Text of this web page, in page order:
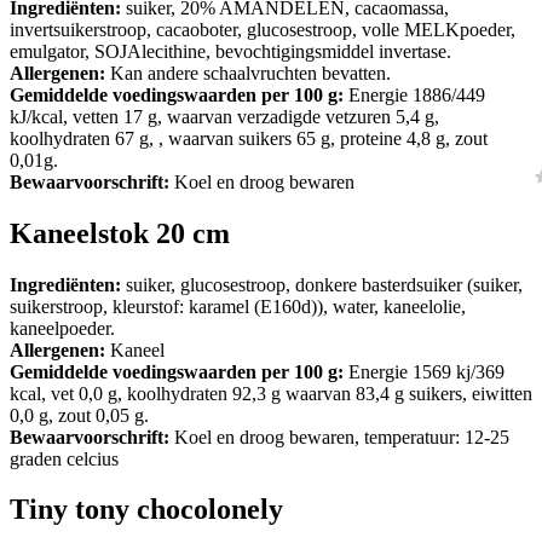
Ingrediënten: suiker, 20% AMANDELEN, cacaomassa,
invertsuikerstroop, cacaoboter, glucosestroop, volle MELKpoeder,
emulgator, SOJAlecithine, bevochtigingsmiddel invertase.
Allergenen: Kan andere schaalvruchten bevatten.
Gemiddelde voedingswaarden per 100 g: Energie 1886/449
kJ/kcal, vetten 17 g, waarvan verzadigde vetzuren 5,4 g,
koolhydraten 67 g, , waarvan suikers 65 g, proteine 4,8 g, zout
0,01g.
Bewaarvoorschrift: Koel en droog bewaren
Kaneelstok 20 cm
Ingrediënten: suiker, glucosestroop, donkere basterdsuiker (suiker,
suikerstroop, kleurstof: karamel (E160d)), water, kaneelolie,
kaneelpoeder.
Allergenen: Kaneel
Gemiddelde voedingswaarden per 100 g: Energie 1569 kj/369
kcal, vet 0,0 g, koolhydraten 92,3 g waarvan 83,4 g suikers, eiwitten
0,0 g, zout 0,05 g.
Bewaarvoorschrift: Koel en droog bewaren, temperatuur: 12-25
graden celcius
Tiny tony chocolonely